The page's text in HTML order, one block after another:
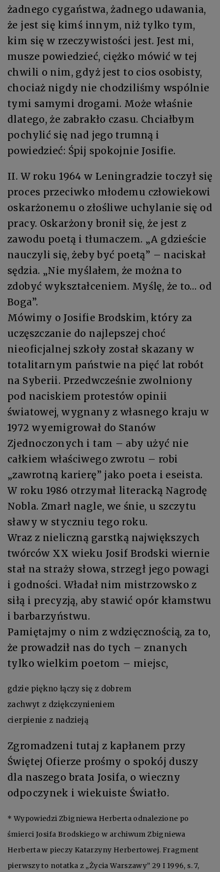
żadnego cygaństwa, żadnego udawania,
że jest się kimś innym, niż tylko tym,
kim się w rzeczywistości jest. Jest mi,
musze powiedzieć, ciężko mówić w tej
chwili o nim, gdyż jest to cios osobisty,
chociaż nigdy nie chodziliśmy wspólnie
tymi samymi drogami. Może właśnie
dlatego, że zabrakło czasu. Chciałbym
pochylić się nad jego trumną i
powiedzieć: Śpij spokojnie Josifie.
II. W roku 1964 w Leningradzie toczył się
proces przeciwko młodemu człowiekowi
oskarżonemu o złośliwe uchylanie się od
pracy. Oskarżony bronił się, że jest z
zawodu poetą i tłumaczem. „A gdzieście
nauczyli się, żeby być poetą” – naciskał
sędzia. „Nie myślałem, że można to
zdobyć wykształceniem. Myślę, że to… od
Boga”.
Mówimy o Josifie Brodskim, który za
uczęszczanie do najlepszej choć
nieoficjalnej szkoły został skazany w
totalitarnym państwie na pięć lat robót
na Syberii. Przedwcześnie zwolniony
pod naciskiem protestów opinii
światowej, wygnany z własnego kraju w
1972 wyemigrował do Stanów
Zjednoczonych i tam – aby użyć nie
całkiem właściwego zwrotu – robi
„zawrotną karierę” jako poeta i eseista.
W roku 1986 otrzymał literacką Nagrodę
Nobla. Zmarł nagle, we śnie, u szczytu
sławy w styczniu tego roku.
Wraz z nieliczną garstką największych
twórców XX wieku Josif Brodski wiernie
stał na straży słowa, strzegł jego powagi
i godności. Władał nim mistrzowsko z
siłą i precyzją, aby stawić opór kłamstwu
i barbarzyństwu.
Pamiętajmy o nim z wdzięcznością, za to,
że prowadził nas do tych – znanych
tylko wielkim poetom – miejsc,
gdzie piękno łączy się z dobrem
zachwyt z dziękczynieniem
cierpienie z nadzieją
Zgromadzeni tutaj z kapłanem przy
Świętej Ofierze prośmy o spokój duszy
dla naszego brata Josifa, o wieczny
odpoczynek i wiekuiste Światło.
* Wypowiedzi Zbigniewa Herberta odnalezione po
śmierci Josifa Brodskiego w archiwum Zbigniewa
Herberta w pieczy Katarzyny Herbertowej. Fragment
pierwszy to notatka z „Życia Warszawy” 29 I 1996, s. 7,